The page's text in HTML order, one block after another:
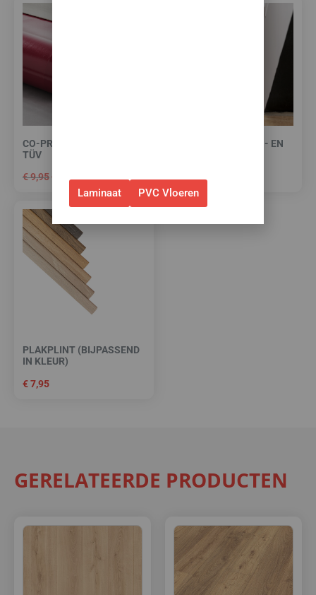
CO-PRO RED-LINE -10 DB
TÜV
€9,95€ 7,95 per m²
HIGH TACK PLINTEN- EN
€15,00
PLAKPLINT (BIJPASSEND
IN KLEUR)
€7,95
GERELATEERDE PRODUCTEN
Laminaat PVC Vloeren